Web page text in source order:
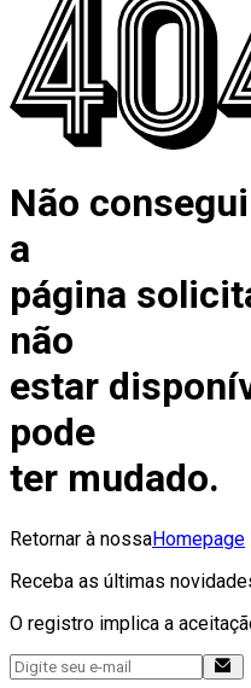
Não
a
página
não
estar
pode
ter mudado.
Retornar à nossaHomepage
Receba as últimas
O registro implica a